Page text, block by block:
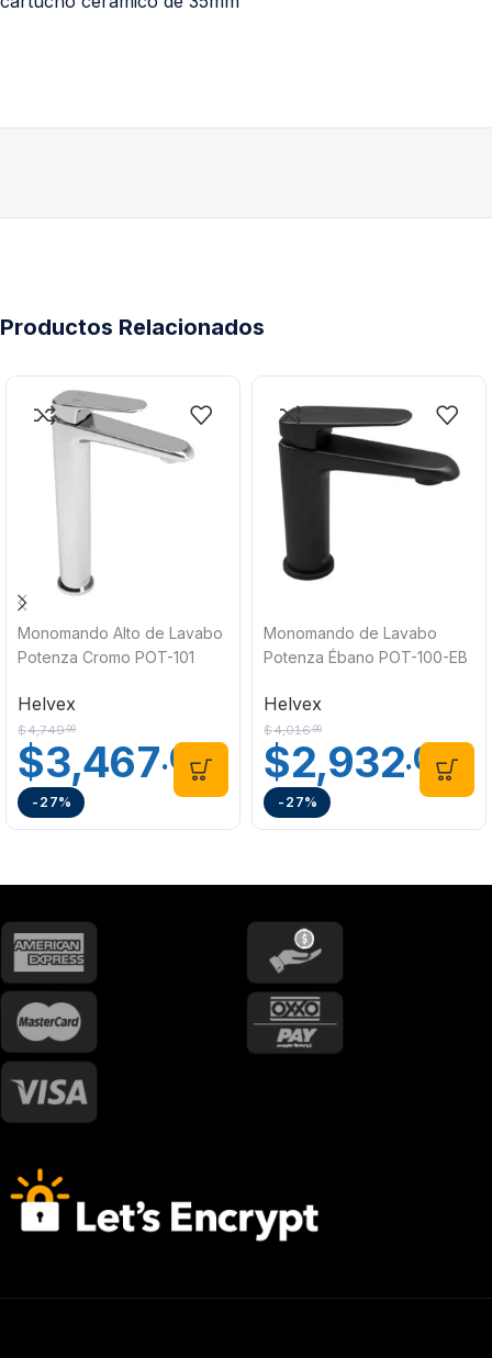
Productos Relacionados
Monomando Alto de Lavabo
Potenza Cromo POT-101
Helvex
$4,749.00
$3,467.00
-27%
Monomando de Lavabo
Potenza Ébano POT-100-EB
Helvex
$4,016.00
$2,932.00
-27%